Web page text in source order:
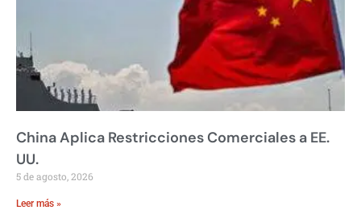
China Aplica Restricciones Comerciales a EE.
UU.
5 de agosto, 2026
Leer más »